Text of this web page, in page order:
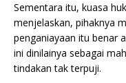
Sementara itu, kuasa
menjelaskan, pihaknya
penganiayaan itu benar
ini dinilainya sebagai
tindakan tak terpuji.